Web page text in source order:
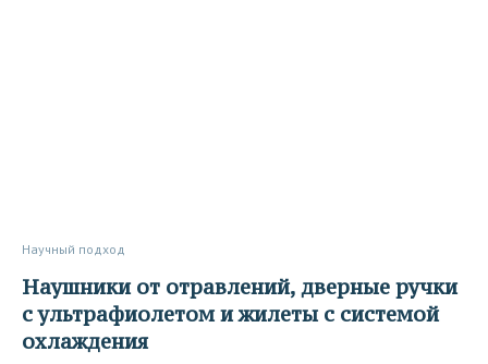
Научный подход
Наушники от отравлений, дверные ручки
с ультрафиолетом и жилеты с системой
охлаждения